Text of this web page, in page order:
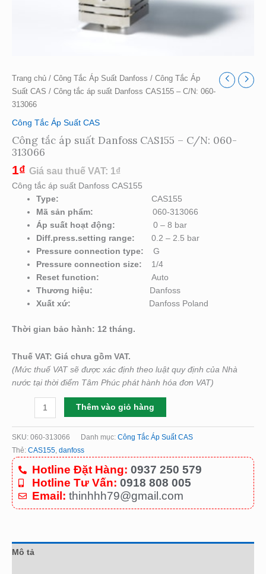
Trang chủ / Công Tắc Áp Suất Danfoss / Công Tắc Áp
Suất CAS / Công tắc áp suất Danfoss CAS155 – C/N: 060-
313066
Công Tắc Áp Suất CAS
Công tắc áp suất Danfoss CAS155 – C/N: 060-
313066
1₫ Giá sau thuế VAT: 1₫
Công tắc áp suất Danfoss CAS155
Type:CAS155
Mã sản phẩm:
060-313066
Áp suất hoạt động:0 – 8 bar
Diff.press.setting range:0.2 – 2.5 bar
Pressure connection type:
G
Pressure connection size:
1/4
Reset function:Auto
Thương hiệu:
Danfoss
Xuất xứ:
Danfoss Poland
Thời gian bảo hành: 12 tháng.
Thuế VAT: Giá chưa gồm VAT.
(Mức thuế VAT sẽ được xác định theo luật quy định của Nhà
nước tại thời điểm Tâm Phúc phát hành hóa đơn VAT)
Thêm vào giỏ hàng
SKU: 060-313066 Danh mục: Công Tắc Áp Suất CAS
Thẻ: CAS155, danfoss
Hotline Đặt Hàng: 0937 250 579
Hotline Tư Vấn: 0918 808 005
Email: thinhhh79@gmail.com
Mô tả